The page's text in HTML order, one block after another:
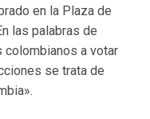
en la Plaza de
las palabras de
colombianos a votar
se trata de